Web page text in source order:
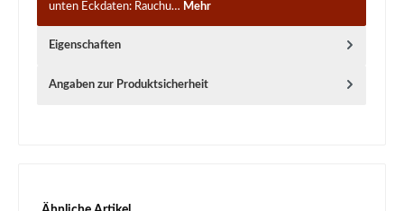
unten Eckdaten: Rauchu… Mehr
Eigenschaften
Angaben zur Produktsicherheit
Produktgalerie überspringen